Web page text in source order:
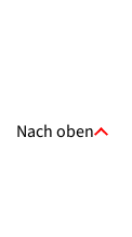
Nach oben